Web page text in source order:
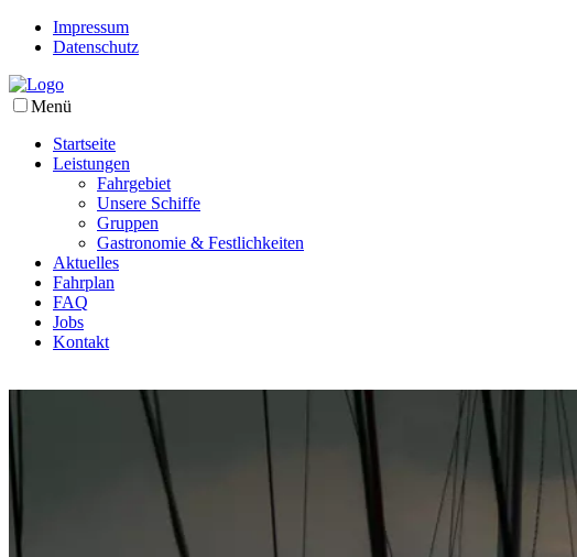
Impressum
Datenschutz
Menü
Startseite
Leistungen
Fahrgebiet
Unsere Schiffe
Gruppen
Gastronomie & Festlichkeiten
Aktuelles
Fahrplan
FAQ
Jobs
Kontakt